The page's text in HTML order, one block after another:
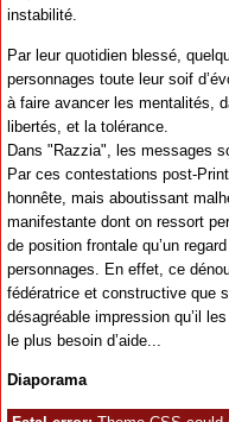
instabilité.
Par leur quotidien blessé,
personnages toute leur soif
à faire avancer les mentalités,
libertés, et la tolérance.
Dans "Razzia", les messages
Par ces contestations post-
honnête, mais aboutissant
manifestante dont on ressort
de position frontale qu’un
personnages. En effet, ce
fédératrice et constructive que
désagréable impression qu’il
le plus besoin d’aide...
Diaporama